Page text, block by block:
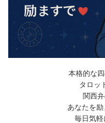
本格的な
タロッ
関西
あなたを
毎日気